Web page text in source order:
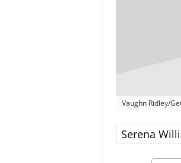
Vaughn Ridley/
Serena